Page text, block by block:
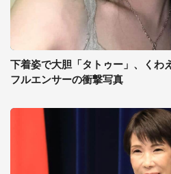
下着姿で大胆「タトゥー」、くわ
フルエンサーの衝撃写真